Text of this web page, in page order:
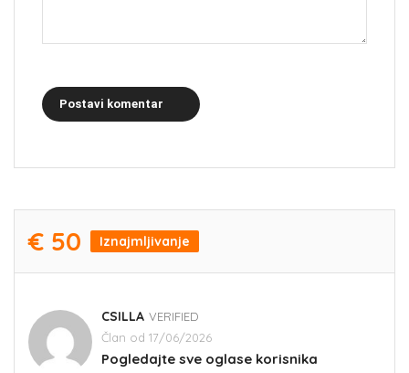
Postavi komentar
€ 50 Iznajmljivanje
CSILLA VERIFIED
Član od 17/06/2026
Pogledajte sve oglase korisnika